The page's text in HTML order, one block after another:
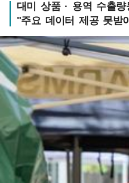
대미 상품 · 용역 수출량
"주요 데이터 제공 못